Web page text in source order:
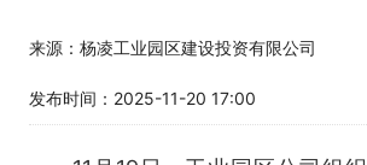
来源：杨凌工业园区建设投资有限公司
发布时间：2025-11-20 17:00